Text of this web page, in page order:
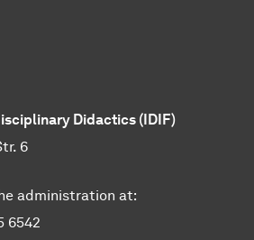
Didactics (IDIF)
6
administration at:
6542